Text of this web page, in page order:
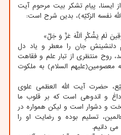
ایسنا، پیام تشکر بیت مرحوم آیت
نفسه الزکیّه)، بدین شرح است:
لَمْ یَشْکُرِ اَللَّهَ عَزَّ وَ جَلَّ»
دلنشینش جان را معطر و یاد دل
روح منتظری از تبار علم و فقاهت
معصومین(علیهم السلام) به ملکوت
حضرت آیت الله العظمی علوی
داغ و اندوهی است که بر قلوب ما
و دشوار است و لیکن همواره در
تسلیم بوده و رضایت او را
دانیم.